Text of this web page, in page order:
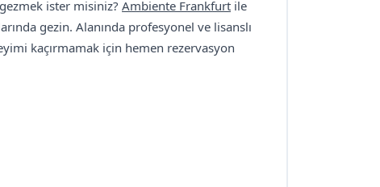
ister misiniz? Ambiente Frankfurt ile
gezin. Alanında profesyonel ve lisanslı
kaçırmamak için hemen rezervasyon